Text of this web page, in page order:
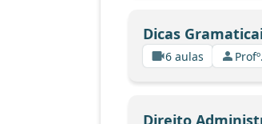
Dicas
6 aulas
Direito